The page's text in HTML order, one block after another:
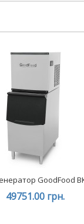
GoodFood
49751.00 грн.